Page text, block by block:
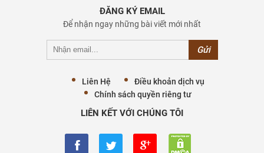
ĐĂNG KÝ EMAIL
Để nhận ngay những bài viết mới nhất
Liên Hệ
Điều khoản dịch vụ
Chính sách quyền riêng tư
LIÊN KẾT VỚI CHÚNG TÔI